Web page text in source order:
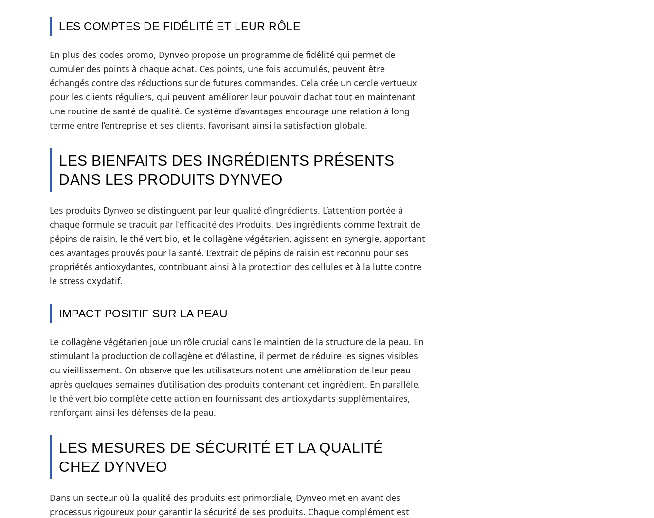
LES COMPTES DE FIDÉLITÉ ET LEUR RÔLE
En plus des codes promo, Dynveo propose un programme de fidélité qui permet de
cumuler des points à chaque achat. Ces points, une fois accumulés, peuvent être
échangés contre des réductions sur de futures commandes. Cela crée un cercle vertueux
pour les clients réguliers, qui peuvent améliorer leur pouvoir d’achat tout en maintenant
une routine de santé de qualité. Ce système d’avantages encourage une relation à long
terme entre l’entreprise et ses clients, favorisant ainsi la satisfaction globale.
LES BIENFAITS DES INGRÉDIENTS PRÉSENTS
DANS LES PRODUITS DYNVEO
Les produits Dynveo se distinguent par leur qualité d’ingrédients. L’attention portée à
chaque formule se traduit par l’efficacité des Produits. Des ingrédients comme l’extrait de
pépins de raisin, le thé vert bio, et le collagène végétarien, agissent en synergie, apportant
des avantages prouvés pour la santé. L’extrait de pépins de raisin est reconnu pour ses
propriétés antioxydantes, contribuant ainsi à la protection des cellules et à la lutte contre
le stress oxydatif.
IMPACT POSITIF SUR LA PEAU
Le collagène végétarien joue un rôle crucial dans le maintien de la structure de la peau. En
stimulant la production de collagène et d’élastine, il permet de réduire les signes visibles
du vieillissement. On observe que les utilisateurs notent une amélioration de leur peau
après quelques semaines d’utilisation des produits contenant cet ingrédient. En parallèle,
le thé vert bio complète cette action en fournissant des antioxydants supplémentaires,
renforçant ainsi les défenses de la peau.
LES MESURES DE SÉCURITÉ ET LA QUALITÉ
CHEZ DYNVEO
Dans un secteur où la qualité des produits est primordiale, Dynveo met en avant des
processus rigoureux pour garantir la sécurité de ses produits. Chaque complément est